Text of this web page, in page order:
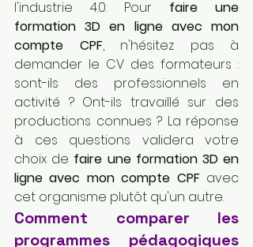
l'industrie 4.0. Pour faire une
formation 3D en ligne avec mon
compte CPF, n'hésitez pas à
demander le CV des formateurs :
sont-ils des professionnels en
activité ? Ont-ils travaillé sur des
productions connues ? La réponse
à ces questions validera votre
choix de faire une formation 3D en
ligne avec mon compte CPF avec
cet organisme plutôt qu'un autre.
Comment comparer les
programmes pédagogiques